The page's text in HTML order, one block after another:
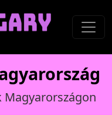
Magyarországon